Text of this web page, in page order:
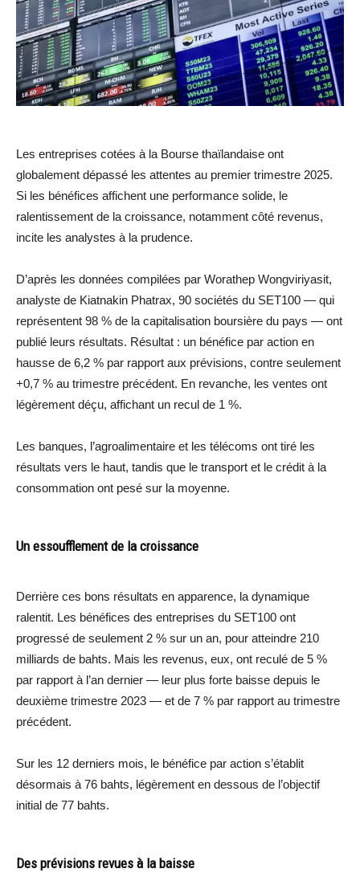
Les entreprises cotées à la Bourse thaïlandaise ont
globalement dépassé les attentes au premier trimestre 2025.
Si les bénéfices affichent une performance solide, le
ralentissement de la croissance, notamment côté revenus,
incite les analystes à la prudence.
D’après les données compilées par Worathep Wongviriyasit,
analyste de Kiatnakin Phatrax, 90 sociétés du SET100 — qui
représentent 98 % de la capitalisation boursière du pays — ont
publié leurs résultats. Résultat : un bénéfice par action en
hausse de 6,2 % par rapport aux prévisions, contre seulement
+0,7 % au trimestre précédent. En revanche, les ventes ont
légèrement déçu, affichant un recul de 1 %.
Les banques, l’agroalimentaire et les télécoms ont tiré les
résultats vers le haut, tandis que le transport et le crédit à la
consommation ont pesé sur la moyenne.
Un essoufflement de la croissance
Derrière ces bons résultats en apparence, la dynamique
ralentit. Les bénéfices des entreprises du SET100 ont
progressé de seulement 2 % sur un an, pour atteindre 210
milliards de bahts. Mais les revenus, eux, ont reculé de 5 %
par rapport à l’an dernier — leur plus forte baisse depuis le
deuxième trimestre 2023 — et de 7 % par rapport au trimestre
précédent.
Sur les 12 derniers mois, le bénéfice par action s’établit
désormais à 76 bahts, légèrement en dessous de l’objectif
initial de 77 bahts.
Des prévisions revues à la baisse